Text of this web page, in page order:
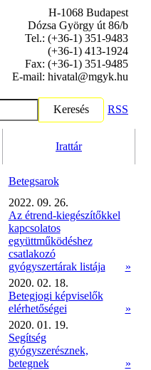
H-1068 Budapest
Dózsa György út 86/b
Tel.: (+36-1) 351-9483
(+36-1) 413-1924
Fax: (+36-1) 351-9485
E-mail: hivatal@mgyk.hu
Keresés RSS
Irattár
Betegsarok
2022. 09. 26.
Az étrend-kiegészítőkkel
kapcsolatos
együttműködéshez
csatlakozó
gyógyszertárak listája
»
2020. 02. 18.
Betegjogi képviselők
elérhetőségei
»
2020. 01. 19.
Segítség
gyógyszerésznek,
betegnek
»